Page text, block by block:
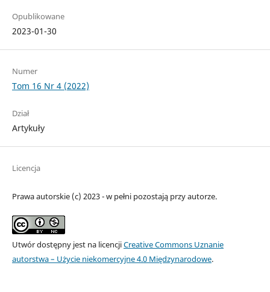
Opublikowane
2023-01-30
Numer
Tom 16 Nr 4 (2022)
Dział
Artykuły
Licencja
Prawa autorskie (c) 2023 - w pełni pozostają przy autorze.
Utwór dostępny jest na licencjiCreative Commons Uznanie
autorstwa – Użycie niekomercyjne 4.0 Międzynarodowe.